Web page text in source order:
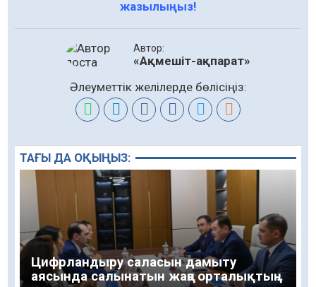
жазылыңыз!
Автор:
«Ақмешіт-ақпарат»
Әлеуметтік желілерде бөлісіңіз:
ТАҒЫ ДА ОҚЫҢЫЗ:
Цифрландыру саласын дамыту
аясында салынатын жаңа орталықтың